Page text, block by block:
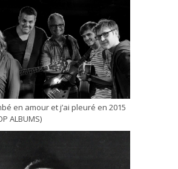
en amour et j’ai pleuré en 2015
ALBUMS)